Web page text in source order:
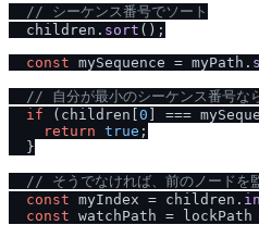
/ / シーケンス番号でソート
  children.
sort ();
const mySequence = myPath.
/ / 自分が最小のシーケンス番号な
if (children[ 0 ] ===
return true ;
  }
/ / そうでなければ、前のノードを
const myIndex = children.
const watchPath = lockPath